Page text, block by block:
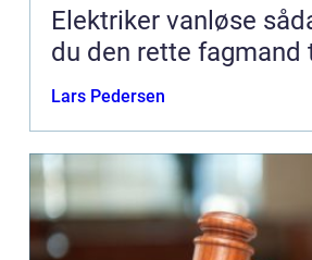
Elektriker vanløse sådan vælger
du den rette fagmand
Lars Pedersen